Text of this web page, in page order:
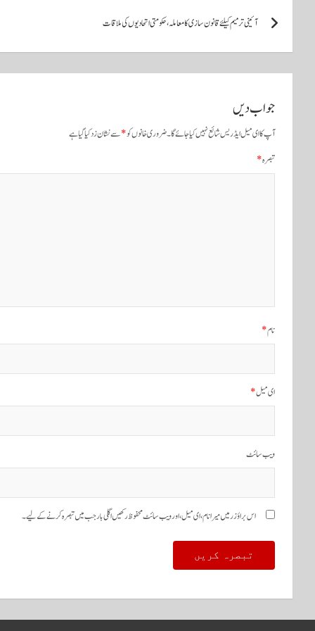
س
آئینی ترمیم کیلئے قانون سازی کا معاملہ، حکومتی اتحادیوں کی ملاقات
جواب دیں
آپ کا ای میل ایڈریس شائع نہیں کیا جائے گا۔ضروری خانوں کو*سے نشان زد کیا گیا ہے
تبصرہ*
نام*
ای میل*
ویب‌ سائٹ
اس براؤزر میں میرا نام، ای میل، اور ویب سائٹ محفوظ رکھیں اگلی بار جب میں تبصرہ کرنے کےلیے۔